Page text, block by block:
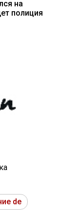
на
полиция
de